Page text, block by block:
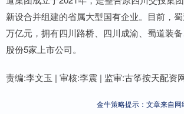
新设合并组建的省属大型国有企业。目前，
万亿元，拥有四川路桥、四川成渝、蜀道装
股份5家上市公司。
责编:李文玉 | 审核:李震 | 监审:古筝按天配资
金牛策略提示：文章来自网